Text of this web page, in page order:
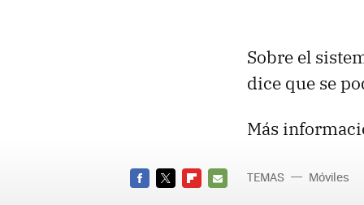
Sobre el
dice que se
Más
TEMAS Móviles